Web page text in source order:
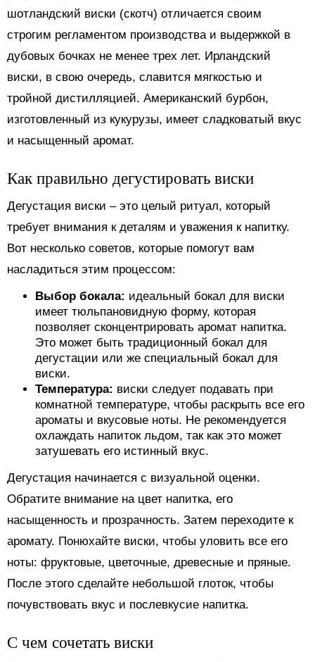
шотландский виски (скотч) отличается своим
строгим регламентом производства и выдержкой в
дубовых бочках не менее трех лет. Ирландский
виски, в свою очередь, славится мягкостью и
тройной дистилляцией. Американский бурбон,
изготовленный из кукурузы, имеет сладковатый вкус
и насыщенный аромат.
Как правильно дегустировать виски
Дегустация виски – это целый ритуал, который
требует внимания к деталям и уважения к напитку.
Вот несколько советов, которые помогут вам
насладиться этим процессом:
Выбор бокала: идеальный бокал для виски
имеет тюльпановидную форму, которая
позволяет сконцентрировать аромат напитка.
Это может быть традиционный бокал для
дегустации или же специальный бокал для
виски.
Температура: виски следует подавать при
комнатной температуре, чтобы раскрыть все его
ароматы и вкусовые ноты. Не рекомендуется
охлаждать напиток льдом, так как это может
затушевать его истинный вкус.
Дегустация начинается с визуальной оценки.
Обратите внимание на цвет напитка, его
насыщенность и прозрачность. Затем переходите к
аромату. Понюхайте виски, чтобы уловить все его
ноты: фруктовые, цветочные, древесные и пряные.
После этого сделайте небольшой глоток, чтобы
почувствовать вкус и послевкусие напитка.
С чем сочетать виски